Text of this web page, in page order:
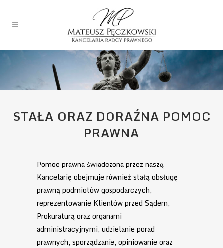
STAŁA ORAZ DORAŹNA POMOC
PRAWNA
Pomoc prawna świadczona przez naszą
Kancelarię obejmuje również stałą obsługę
prawną podmiotów gospodarczych,
reprezentowanie Klientów przed Sądem,
Prokuraturą oraz organami
administracyjnymi, udzielanie porad
prawnych, sporządzanie, opiniowanie oraz